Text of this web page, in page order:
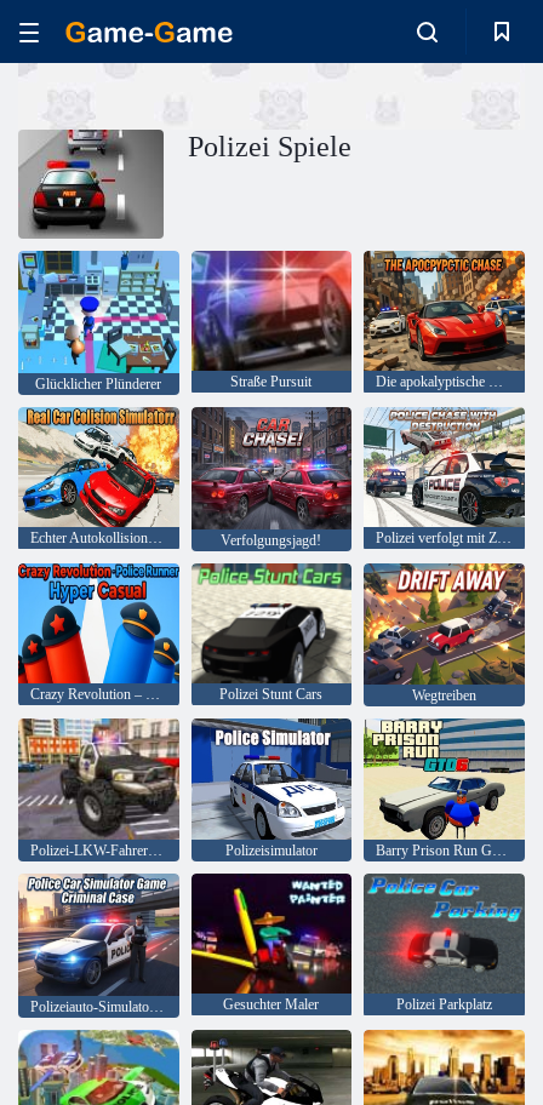
Polizei Spiele
Glücklicher Plünderer Straße Pursuit Die apokalyptische Verfolgungsjagd
Echter Autokollisionssimulator Verfolgungsjagd! Polizei verfolgt mit Zerstörung
Crazy Revolution – Police Runner Hyper Casual Polizei Stunt Cars Wegtreiben
Polizei-LKW-Fahrer-Simulator Polizeisimulator Barry Prison Run GTO 6
Gesuchter Maler Polizei Parkplatz